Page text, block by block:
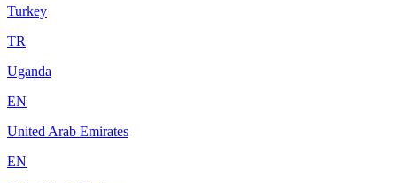
Turkey
TR
Uganda
EN
United Arab Emirates
EN